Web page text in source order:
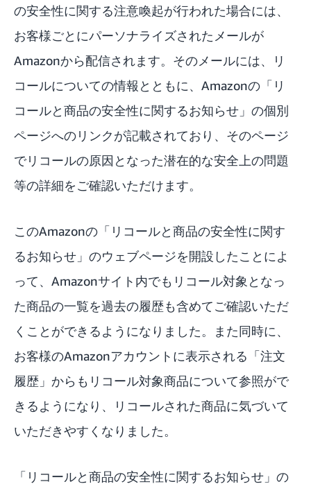
の安全性に関する注意喚起が行われた場合には、
お客様ごとにパーソナライズされたメールが
Amazonから配信されます。そのメールには、リ
コールについての情報とともに、Amazonの「リ
コールと商品の安全性に関するお知らせ」の個別
ページへのリンクが記載されており、そのページ
でリコールの原因となった潜在的な安全上の問題
等の詳細をご確認いただけます。
このAmazonの「リコールと商品の安全性に関す
るお知らせ」のウェブページを開設したことによ
って、Amazonサイト内でもリコール対象となっ
た商品の一覧を過去の履歴も含めてご確認いただ
くことができるようになりました。また同時に、
お客様のAmazonアカウントに表示される「注文
履歴」からもリコール対象商品について参照がで
きるようになり、リコールされた商品に気づいて
いただきやすくなりました。
「リコールと商品の安全性に関するお知らせ」の